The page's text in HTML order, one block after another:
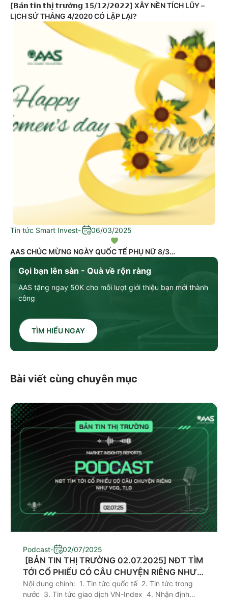
Gọi bạn lên sàn - Quà về rộn ràng
AAS tặng ngay 50K cho mỗi lượt giới thiệu bạn mới thành
công
TÌM HIỂU NGAY
[𝗕𝗮̉𝗻 𝘁𝗶𝗻 𝘁𝗵𝗶̣ 𝘁𝗿𝘂̛𝗼̛̀𝗻𝗴 𝟭5/𝟭𝟮/𝟮𝟬𝟮𝟮] XÂY NỀN TÍCH LŨY –
LỊCH SỬ THÁNG 4/2020 CÓ LẶP LẠI?
Tin tức Smart Invest- 06/03/2025
AAS CHÚC MỪNG NGÀY QUỐC TẾ PHỤ NỮ 8/3
Bài viết cùng chuyên mục
Podcast- 02/07/2025
​ [BẢN TIN THỊ TRƯỜNG 02.07.2025] NĐT TÌM
TỚI CỔ PHIẾU CÓ CÂU CHUYỆN RIÊNG NHƯ
VCG, TLG
Nội dung chính: 1. Tin tức quốc tế 2. Tin tức trong
nước 3. Tin tức giao dịch VN-Index 4. Nhận định